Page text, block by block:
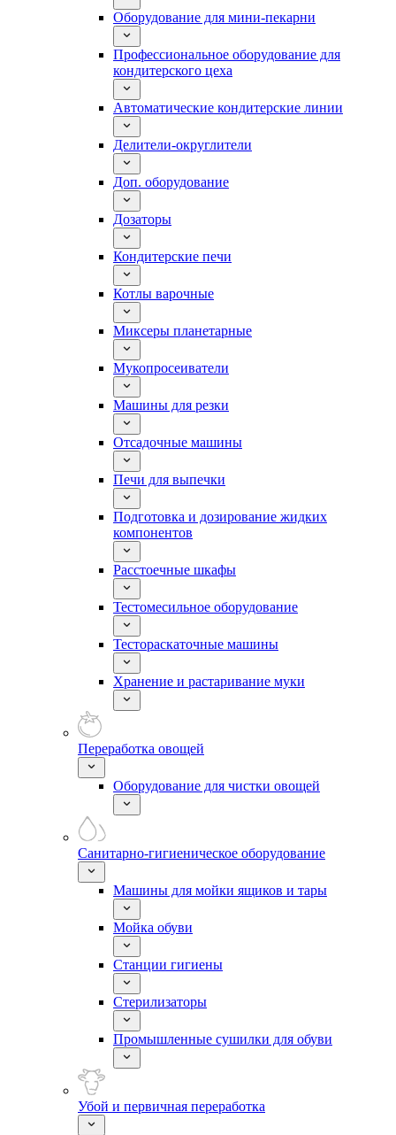
Оборудование для мини-пекарни
Профессиональное оборудование для
кондитерского цеха
Автоматические кондитерские линии
Делители-округлители
Доп. оборудование
Дозаторы
Кондитерские печи
Котлы варочные
Миксеры планетарные
Мукопросеиватели
Машины для резки
Отсадочные машины
Печи для выпечки
Подготовка и дозирование жидких
компонентов
Расстоечные шкафы
Тестомесильное оборудование
Тестораскаточные машины
Хранение и растаривание муки
Переработка овощей
Оборудование для чистки овощей
Санитарно-гигиеническое оборудование
Машины для мойки ящиков и тары
Мойка обуви
Станции гигиены
Стерилизаторы
Промышленные сушилки для обуви
Убой и первичная переработка